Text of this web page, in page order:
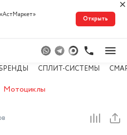
Открыть
СПЛИТ-СИСТЕМЫ
Мотоциклы